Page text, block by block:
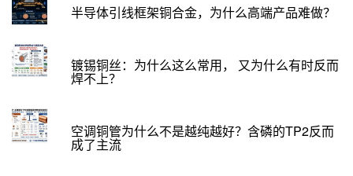
半导体引线框架铜合金，为什么高端产品难做？
镀锡铜丝：为什么这么常用， 又为什么有时反而
焊不上？
空调铜管为什么不是越纯越好？含磷的TP2反而
成了主流